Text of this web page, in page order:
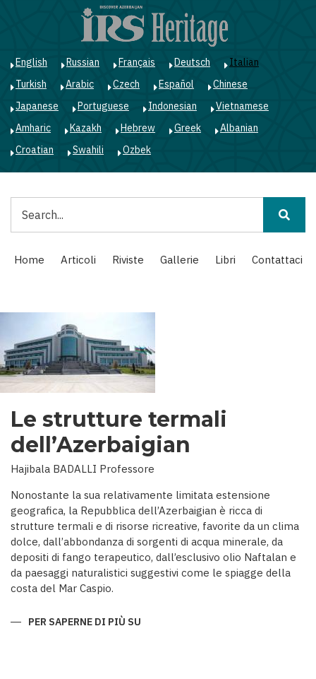
English Russian Français Deutsch
Italian
Turkish
Arabic Czech Español
Chinese
Japanese
Portuguese Indonesian
Vietnamese
Amharic
Kazakh Hebrew Greek
Albanian
Croatian
Swahili Ozbek
Main
navigation
Home Articoli Riviste Gallerie Libri Contattaci
Le strutture termali
dell’Azerbaigian
Hajibala BADALLI Professore
Nonostante la sua relativamente limitata estensione
geografica, la Repubblica dell’Azerbaigian è ricca di
strutture termali e di risorse ricreative, favorite da un clima
dolce, dall’abbondanza di sorgenti di acqua minerale, da
depositi di fango terapeutico, dall’esclusivo olio Naftalan e
da paesaggi naturalistici suggestivi come le spiagge della
costa del Mar Caspio.
PER SAPERNE DI PIÙ SU